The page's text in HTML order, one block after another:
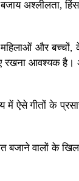
अश्लीलता,
महिलाओं और
रखना आवश्यक
ऐसे गीतों के
बजाने वालों के